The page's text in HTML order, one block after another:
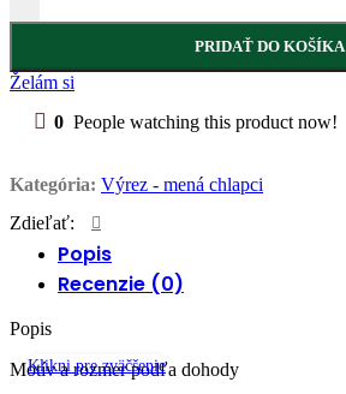
Klikni pre zväčšenie
PRIDAŤ DO KOŠÍKA
Želám si
0 People watching this product now!
Kategória: Výrez - mená chlapci
Zdieľať:
Popis
Recenzie (0)
Popis
Motív a rozmer podľa dohody